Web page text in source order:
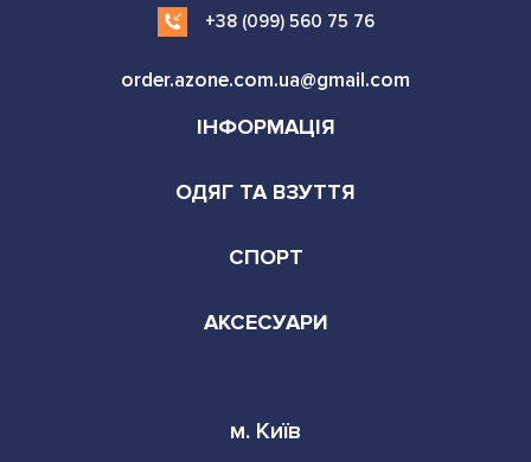
+38 (099) 560 75 76
order.azone.com.ua@gmail.com
ІНФОРМАЦІЯ
ОДЯГ ТА ВЗУТТЯ
СПОРТ
АКСЕСУАРИ
м. Київ